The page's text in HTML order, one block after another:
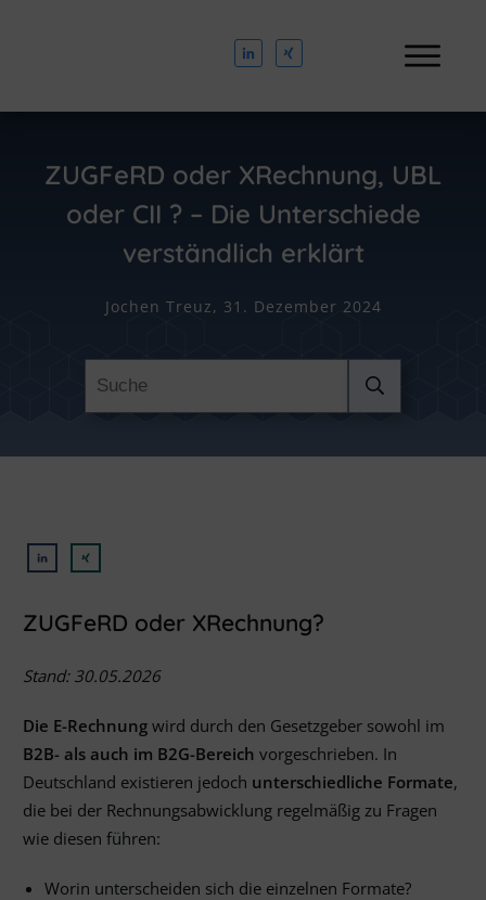
ZUGFeRD oder XRechnung, UBL
oder CII ? – Die Unterschiede
verständlich erklärt
Jochen Treuz, 31. Dezember 2024
ZUGFeRD oder XRechnung?
Stand: 30.05.2026
Die E-Rechnung wird durch den Gesetzgeber sowohl im
B2B- als auch im B2G-Bereich vorgeschrieben. In
Deutschland existieren jedoch unterschiedliche Formate,
die bei der Rechnungsabwicklung regelmäßig zu Fragen
wie diesen führen:
Worin unterscheiden sich die einzelnen Formate?